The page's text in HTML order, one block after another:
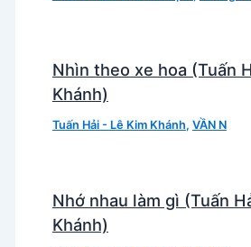
Nhìn theo xe hoa (Tuấn
Khánh)
Tuấn Hải - Lê Kim Khánh, VẦN N
Nhớ nhau làm gì (Tuấn
Khánh)